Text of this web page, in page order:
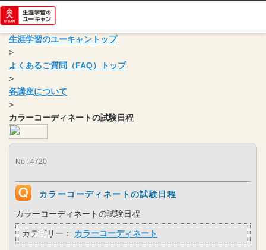
生涯学習のユーキャントップ
>
よくあるご質問（FAQ）トップ
>
各講座について
>
カラーコーディネートの試験日程
No : 4720
カラーコーディネートの試験日程
カラーコーディネートの試験日程
カテゴリー： カラーコーディネート